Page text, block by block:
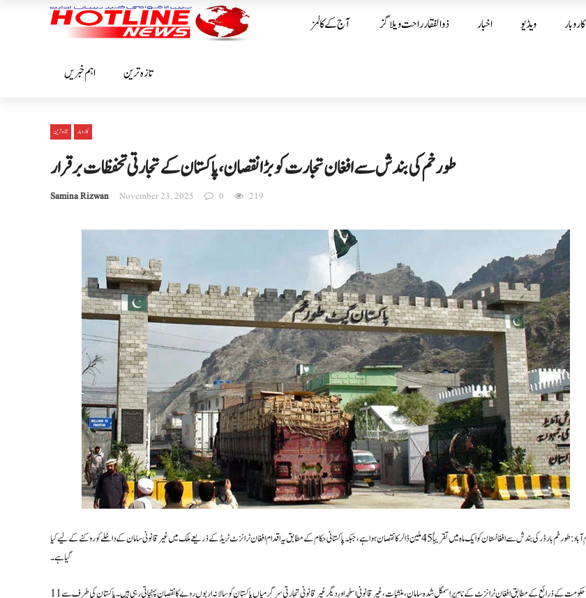
آج کے کالمز ذوالفقار راحت ویلاگز اخبار ویڈیو کاروبار
اہم خبریں تازہ ترین
تازہ ترین کاروبار
طورخم کی بندش سے افغان تجارت کو بڑا نقصان، پاکستان کے تجارتی تحفظات برقرار
Samina Rizwan November 23, 2025 0 219
اسلام آباد: طورخم بارڈر کی بندش سے افغانستان کو ایک ماہ میں تقریباً 45 ملین ڈالر کا نقصان ہوا ہے، جبکہ پاکستانی حکام کے مطابق یہ اقدام افغان ٹرانزٹ ٹریڈ کے ذریعے ملک میں غیر قانونی سامان کے داخلے کو روکنے کے لیے کیا
گیا ہے۔
وفاقی حکومت کے ذرائع کے مطابق افغان ٹرانزٹ کے نام پر اسمگل شدہ سامان، منشیات، غیر قانونی اسلحہ اور دیگر غیر قانونی تجارتی سرگرمیاں پاکستان کو سالانہ اربوں روپے کا نقصان پہنچاتی رہی ہیں۔ پاکستان کی طرف سے 11